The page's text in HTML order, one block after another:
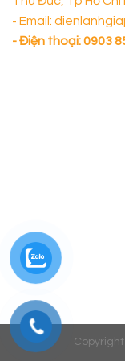
- Email:
- Điện thoại:0903